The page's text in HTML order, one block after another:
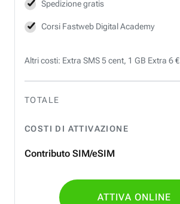
Spedizione gratis
Corsi Fastweb Digital Academy
Altri costi: Extra SMS 5 cent, 1 GB Extra 6 €
TOTALE
COSTI DI ATTIVAZIONE
Contributo SIM/eSIM
ATTIVA ONLINE